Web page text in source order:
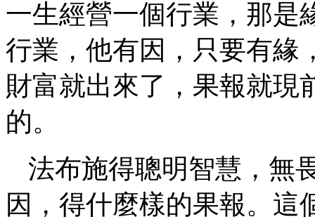
一生經營一個行業，那是
行業，他有因，只要有緣
財富就出來了，果報就現
的。
法布施得聰明智慧，無
因，得什麼樣的果報。這